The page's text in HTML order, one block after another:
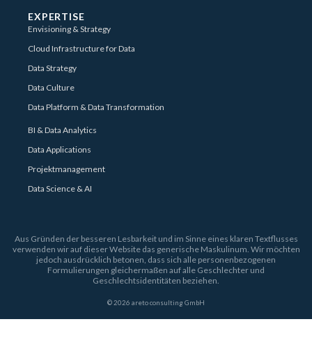
EXPERTISE
Envisioning & Strategy
Cloud Infrastructure for Data
Data Strategy
Data Culture
Data Platform & Data Transformation
BI & Data Analytics
Data Applications
Projektmanagement
Data Science & AI
Aus Gründen der besseren Lesbarkeit und im Sinne eines klaren Textflusses
verwenden wir auf dieser Website das generische Maskulinum. Wir möchten
jedoch ausdrücklich betonen, dass sich alle personenbezogenen
Formulierungen gleichermaßen auf alle Geschlechter und
Geschlechtsidentitäten beziehen.
© 2026 areto consulting GmbH